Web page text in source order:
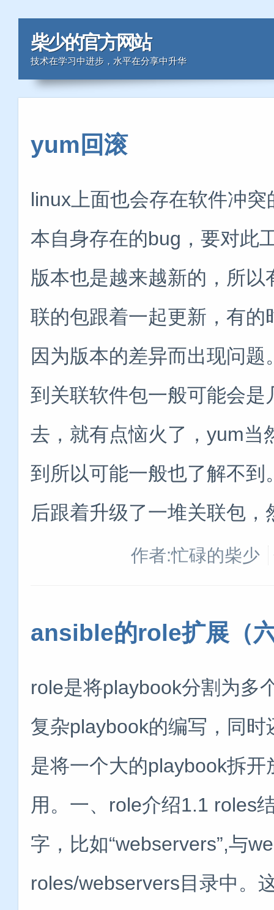
柴少的官方网站
技术在学习中进步，水平在分享中升华
yum回滚
linux上面也会存在软件冲
本自身存在的bug，要对此
版本也是越来越新的，所
联的包跟着一起更新，有
因为版本的差异而出现问
到关联软件包一般可能会
去，就有点恼火了，yum当
到所以可能一般也了解不
后跟着升级了一堆关联包，
作者:忙碌的柴少
ansible的role扩展（
role是将playbook分割为多
复杂playbook的编写，同
是将一个大的playbook拆
用。一、role介绍1.1 roles
字，比如“webservers”,与
roles/webservers目录中。